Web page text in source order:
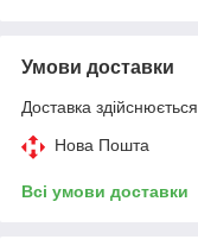
Умови доставки
Доставка
Нова Пошта
Всі умови доставки